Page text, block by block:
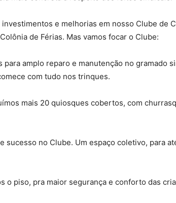
e melhorias em nosso Clube de
de Férias. Mas vamos focar o Clube:
para amplo reparo e manutenção no gramado
com tudo nos trinques.
mais 20 quiosques cobertos, com
sucesso no Clube. Um espaço coletivo, para
o piso, pra maior segurança e conforto das